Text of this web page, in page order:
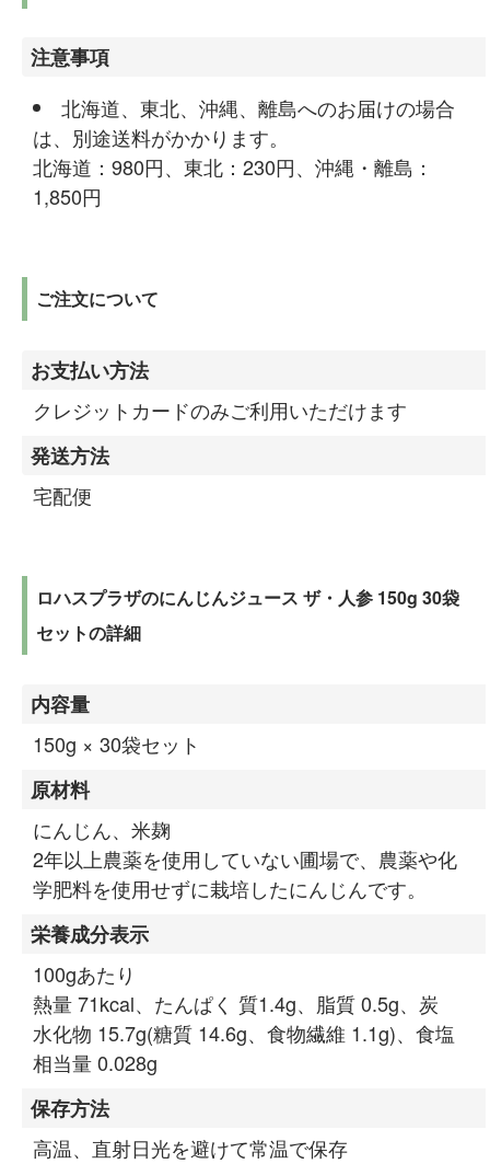
注意事項
北海道、東北、沖縄、離島へのお届けの場合
は、別途送料がかかります。
北海道：980円、東北：230円、沖縄・離島：
1,850円
ご注文について
お支払い方法
クレジットカードのみご利用いただけます
発送方法
宅配便
ロハスプラザのにんじんジュース ザ・人参 150g 30袋
セットの詳細
内容量
150g × 30袋セット
原材料
にんじん、米麹
2年以上農薬を使用していない圃場で、農薬や化
学肥料を使用せずに栽培したにんじんです。
栄養成分表示
100gあたり
熱量 71kcal、たんぱく 質1.4g、脂質 0.5g、炭
水化物 15.7g(糖質 14.6g、食物繊維 1.1g)、食塩
相当量 0.028g
保存方法
高温、直射日光を避けて常温で保存